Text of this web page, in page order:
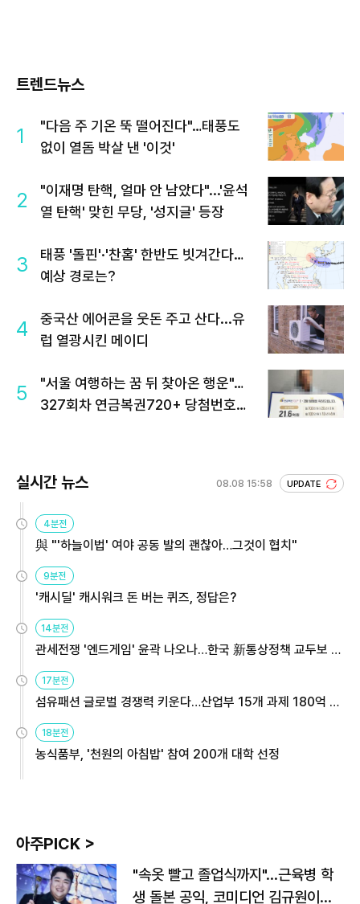
트렌드뉴스
1
"다음 주 기온 뚝 떨어진다"…태풍도
없이 열돔 박살 낸 '이것'
2
"이재명 탄핵, 얼마 안 남았다"...'윤석
열 탄핵' 맞힌 무당, '성지글' 등장
3
태풍 '돌핀'·'찬홈' 한반도 빗겨간다…
예상 경로는?
4
중국산 에어콘을 웃돈 주고 산다...유
럽 열광시킨 메이디
5
"서울 여행하는 꿈 뒤 찾아온 행운"…
327회차 연금복권720+ 당첨번호조
실시간 뉴스 08.08 15:58 UPDATE
4분전
與 "'하늘이법' 여야 공동 발의 괜찮아…그것이 협치"
9분전
'캐시딜' 캐시워크 돈 버는 퀴즈, 정답은?
14분전
관세전쟁 '엔드게임' 윤곽 나오나…한국 新통상정책 교두보 활
용해야
17분전
섬유패션 글로벌 경쟁력 키운다…산업부 15개 과제 180억 지
원
18분전
농식품부, '천원의 아침밥' 참여 200개 대학 선정
아주PICK >
"속옷 빨고 졸업식까지"…근육병 학
생 돌본 공익, 코미디언 김규원이었